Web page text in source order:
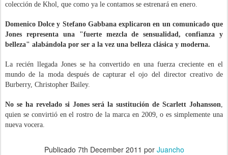
colección de Khol, que como ya le contamos se estrenará en enero.
Domenico Dolce y Stefano Gabbana explicaron en un comunicado que
Jones representa una "fuerte mezcla de sensualidad, confianza y
belleza" alabándola por ser a la vez una belleza clásica y moderna.
La recién llegada Jones se ha convertido en una fuerza creciente en el
mundo de la moda después de capturar el ojo del director creativo de
Burberry, Christopher Bailey.
No se ha revelado si Jones será la sustitución de Scarlett Johansson,
quien se convirtió en el rostro de la marca en 2009, o es simplemente una
nueva vocera.
Publicado 7th December 2011 por Juancho